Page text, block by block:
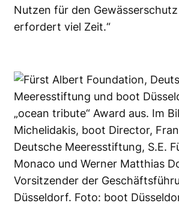
Nutzen für den
erfordert viel Zeit.“